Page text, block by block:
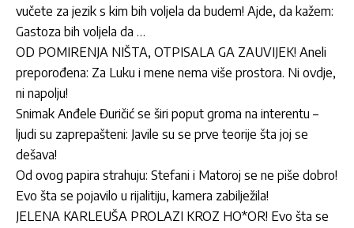
vučete za jezik s kim bih voljela da budem! Ajde, da kažem:
Gastoza bih voljela da …
OD POMIRENJA NIŠTA, OTPISALA GA ZAUVIJEK! Aneli
preporođena: Za Luku i mene nema više prostora. Ni ovdje,
ni napolju!
Snimak Anđele Đuričić se širi poput groma na interentu –
ljudi su zaprepašteni: Javile su se prve teorije šta joj se
dešava!
Od ovog papira strahuju: Stefani i Matoroj se ne piše dobro!
Evo šta se pojavilo u rijalitiju, kamera zabilježila!
JELENA KARLEUŠA PROLAZI KROZ HO*OR! Evo šta se